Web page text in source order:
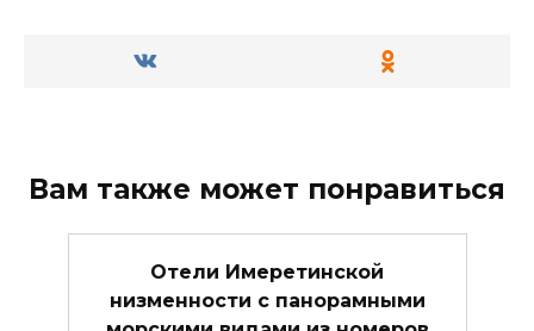
Вам также может понравиться
Отели Имеретинской
низменности с панорамными